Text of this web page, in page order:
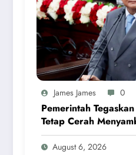
James James 0
Pemerintah
Tetap Cerah
August 6, 2026